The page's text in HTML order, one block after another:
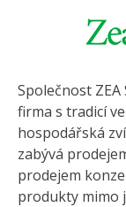
Společnost
firma s tradicí
hospodářská
zabývá
prodejem
produkty mimo